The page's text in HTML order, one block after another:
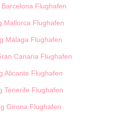
Flughafen
Mallorca Flughafen
Málaga Flughafen
Canaria Flughafen
Alicante Flughafen
Tenerife Flughafen
Girona Flughafen